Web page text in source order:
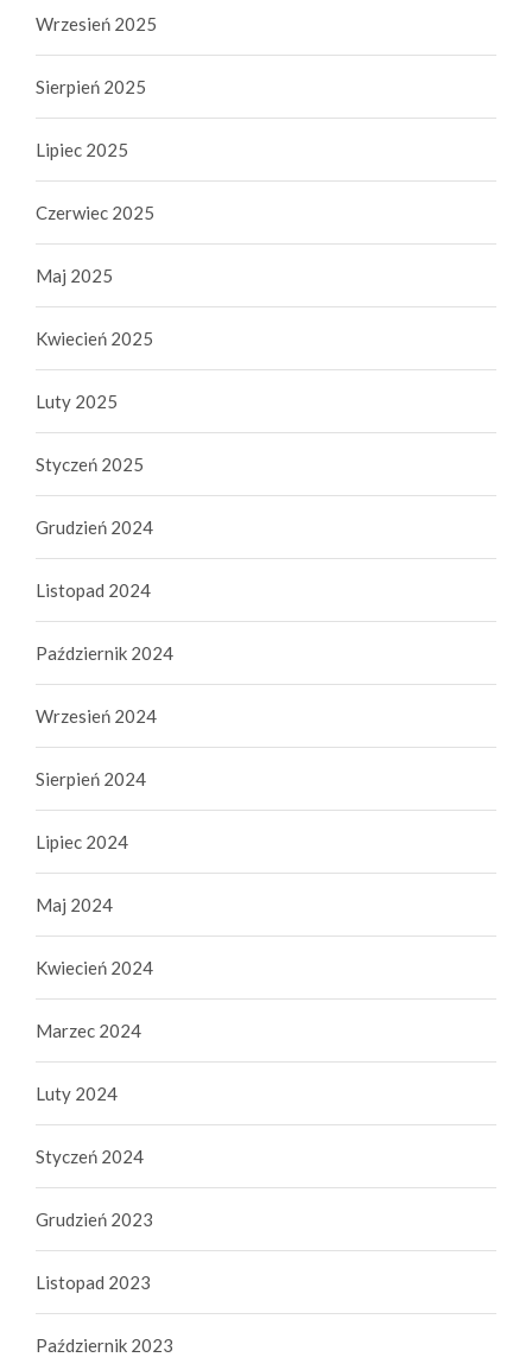
Wrzesień 2025
Sierpień 2025
Lipiec 2025
Czerwiec 2025
Maj 2025
Kwiecień 2025
Luty 2025
Styczeń 2025
Grudzień 2024
Listopad 2024
Październik 2024
Wrzesień 2024
Sierpień 2024
Lipiec 2024
Maj 2024
Kwiecień 2024
Marzec 2024
Luty 2024
Styczeń 2024
Grudzień 2023
Listopad 2023
Październik 2023